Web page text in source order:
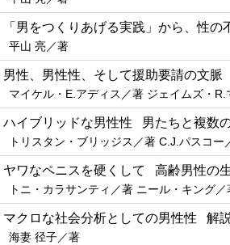
「男をつくりあげる実践」から、性
平山 亮／著
男性、男性性、そして援助要請の文
マイケル・E.アディス／著 ジェイムズ・
ハイブリッドな男性性 男たちと複数
トリスタン・ブリッジス／著 C.J.パスコ
ヤワなペニスを硬くして 高齢男性の
トニ・カラサンティ／著 ニール・キング
マクロな社会分析としての男性性 解
海妻 径子／著